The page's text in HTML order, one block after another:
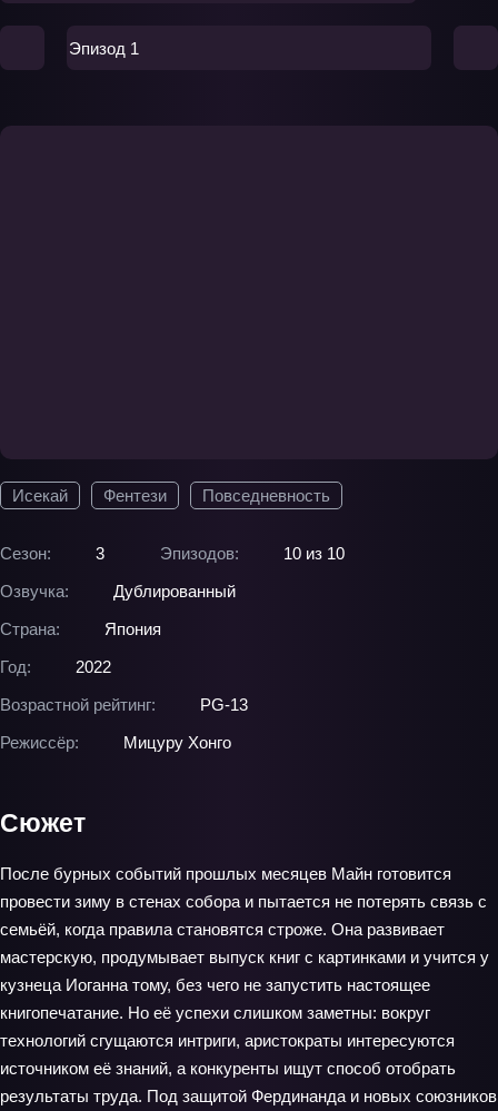
Исекай Фентези Повседневность
Сезон: 3 Эпизодов:
10 из 10
Озвучка:
Дублированный
Страна:
Япония
Год:
2022
Возрастной рейтинг:
PG-13
Режиссёр:
Мицуру Хонго
Эпизод 1
Сюжет
После бурных событий прошлых месяцев Майн готовится
провести зиму в стенах собора и пытается не потерять связь с
семьёй, когда правила становятся строже. Она развивает
мастерскую, продумывает выпуск книг с картинками и учится у
кузнеца Иоганна тому, без чего не запустить настоящее
книгопечатание. Но её успехи слишком заметны: вокруг
технологий сгущаются интриги, аристократы интересуются
источником её знаний, а конкуренты ищут способ отобрать
результаты труда. Под защитой Фердинанда и новых союзников